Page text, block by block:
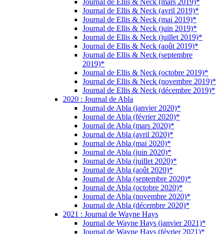
Journal de Ellis & Neck (mars 2019)*
Journal de Ellis & Neck (avril 2019)*
Journal de Ellis & Neck (mai 2019)*
Journal de Ellis & Neck (juin 2019)*
Journal de Ellis & Neck (juillet 2019)*
Journal de Ellis & Neck (août 2019)*
Journal de Ellis & Neck (septembre
2019)*
Journal de Ellis & Neck (octobre 2019)*
Journal de Ellis & Neck (novembre 2019)*
Journal de Ellis & Neck (décembre 2019)*
2020 : Journal de Abla
Journal de Abla (janvier 2020)*
Journal de Abla (février 2020)*
Journal de Abla (mars 2020)*
Journal de Abla (avril 2020)*
Journal de Abla (mai 2020)*
Journal de Abla (juin 2020)*
Journal de Abla (juillet 2020)*
Journal de Abla (août 2020)*
Journal de Abla (septembre 2020)*
Journal de Abla (octobre 2020)*
Journal de Abla (novembre 2020)*
Journal de Abla (décembre 2020)*
2021 : Journal de Wayne Hays
Journal de Wayne Hays (janvier 2021)*
Journal de Wayne Hays (février 2021)*